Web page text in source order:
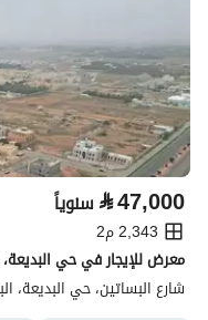
⃁47,000 سنوياً
2,343 م2
معرض للإيجار في حي البديعة،
شارع البساتين، حي البديعة،